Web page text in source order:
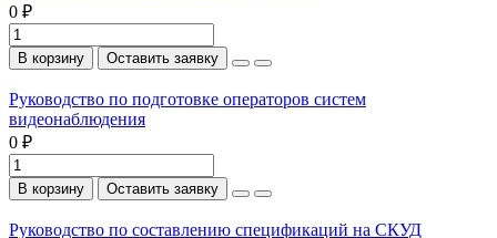
0 ₽
В корзину Оставить заявку
Руководство по подготовке операторов систем
видеонаблюдения
0 ₽
В корзину Оставить заявку
Руководство по составлению спецификаций на СКУД